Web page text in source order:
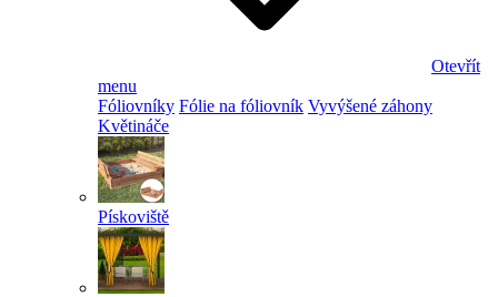
Otevřít
menu
Fóliovníky Fólie na fóliovník Vyvýšené záhony
Květináče
Pískoviště